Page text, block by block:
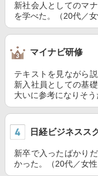
新社会人としてのマ
を学べた。（20代／女
マイナビ研修
テキストを見ながら
新入社員としての基
大いに参考になりそう
日経ビジネスス
新卒で入ったばかり
かった。（20代／女性